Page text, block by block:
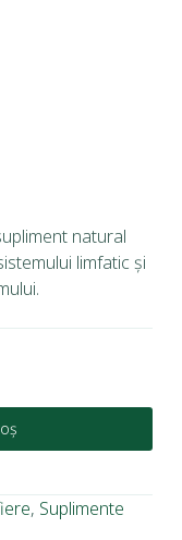
natural
limfatic și
, Suplimente